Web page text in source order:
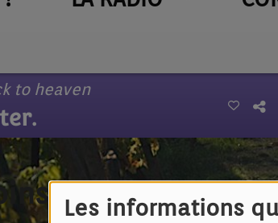
Les informations
to heaven
joli